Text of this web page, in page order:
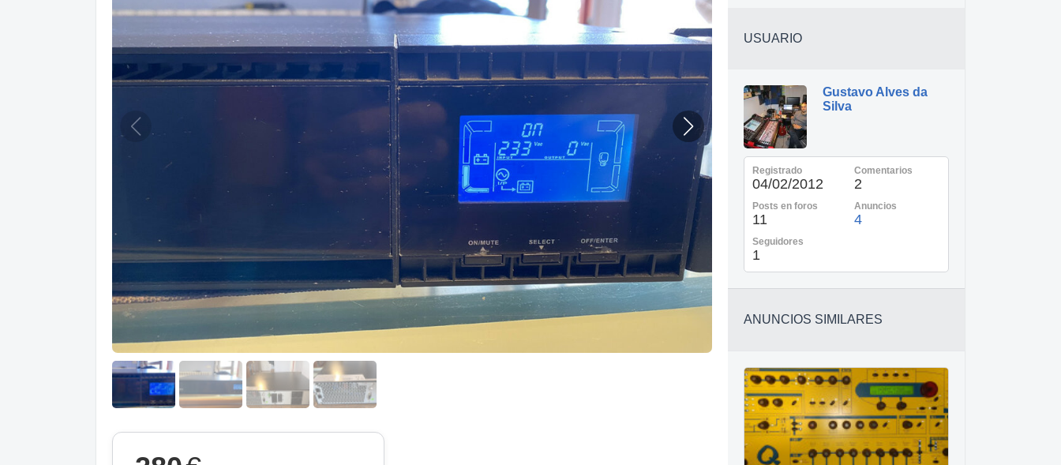
USUARIO
Gustavo Alves da
Silva
Registrado
04/02/2012
Comentarios
2
Posts en foros
11
Anuncios
4
Seguidores
1
ANUNCIOS SIMILARES